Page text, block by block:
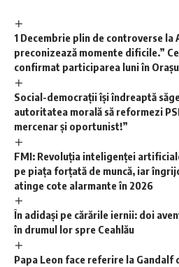
1 Decembrie plin de controverse la
preconizează momente dificile.”
confirmat participarea luni în
Social-democrații își îndreaptă
autoritatea morală să reformezi
mercenar și oportunist!”
FMI: Revoluția inteligenței
pe piața forțată de muncă, iar
atinge cote alarmante în 2026
În adidași pe cărările iernii: doi
în drumul lor spre Ceahlău
Papa Leon face referire la Gandalf